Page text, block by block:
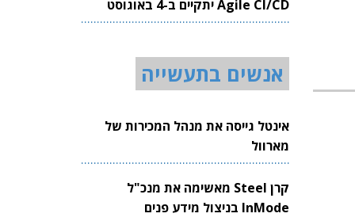
Agile CI/CD יתקיים ב-4 באוגוסט
2026
אנשים בתעשייה
אינטל גייסה את מנהל המכירות של
מארוול
קרן Steel מאשימה את מנכ"ל
InMode בניצול מידע פנים